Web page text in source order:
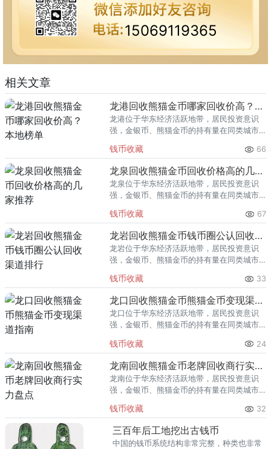
15069119365
相关文章
龙港回收熊猫金币哪家回收价高？本地榜单
龙港位于华东经济活跃地带，居民投资意识
强，金银币、熊猫金币的持有量在同类城市
熊猫金币的需求就明显升温，但鱼龙混杂的
回收渠道里，能精准识别版别溢
钱币收藏 66
龙泉回收熊猫金币回收价格高的几家推荐
龙泉位于华东经济活跃地带，居民投资意识
强，金银币、熊猫金币的持有量在同类城市
熊猫金币的需求就明显升温，但鱼龙混杂的
回收渠道里，能精准识别版别溢
钱币收藏 67
龙岩回收熊猫金币钱币圈公认回收渠道排行
龙岩位于华东经济活跃地带，居民投资意识
强，金银币、熊猫金币的持有量在同类城市
熊猫金币的需求就明显升温，但鱼龙混杂的
回收渠道里，能精准识别版别溢
钱币收藏 33
龙口回收熊猫金币熊猫金币变现渠道指南
龙口位于华东经济活跃地带，居民投资意识
强，金银币、熊猫金币的持有量在同类城市
熊猫金币的需求就明显升温，但鱼龙混杂的
回收渠道里，能精准识别版别溢
钱币收藏 24
龙南回收熊猫金币老牌回收商行实力盘点
龙南位于华东经济活跃地带，居民投资意识
强，金银币、熊猫金币的持有量在同类城市
熊猫金币的需求就明显升温，但鱼龙混杂的
回收渠道里，能精准识别版别溢
钱币收藏 32
三百年后工地挖出古钱币
中国的钱币系统结构非常完整，种类也非常